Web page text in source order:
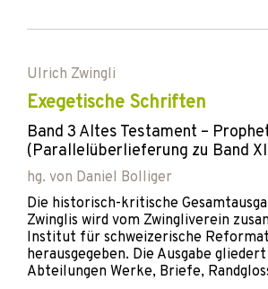
Ulrich Zwingli
Exegetische Schriften
Band 3 Altes Testament –
(Parallelüberlieferung zu Band
hg. von Daniel Bolliger
Die historisch-kritische
Zwinglis wird vom Zwingliverein
Institut für schweizerische
herausgegeben. Die Ausgabe
Abteilungen Werke, Briefe,